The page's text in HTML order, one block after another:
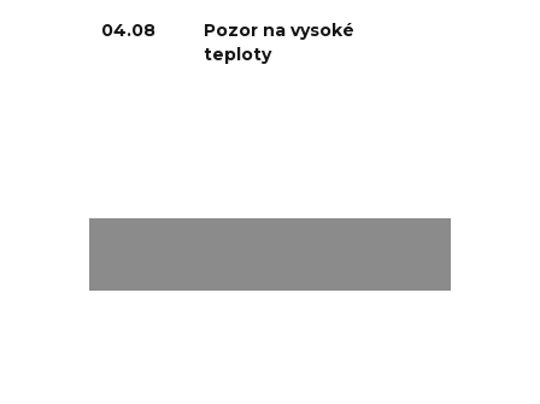
04.08
Pozor na vysoké
teploty